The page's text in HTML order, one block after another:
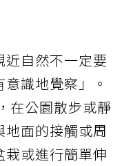
自然不一定要
識地覺察」。
在公園散步或靜
面的接觸或周
或進行簡單伸